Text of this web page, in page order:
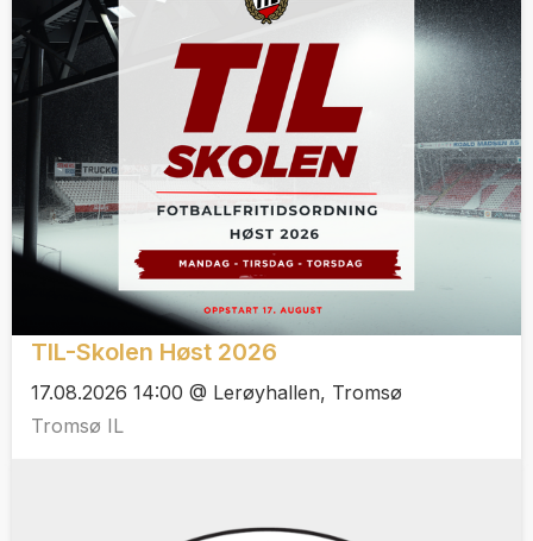
TIL-Skolen Høst 2026
17.08.2026 14:00 @ Lerøyhallen, Tromsø
Tromsø IL